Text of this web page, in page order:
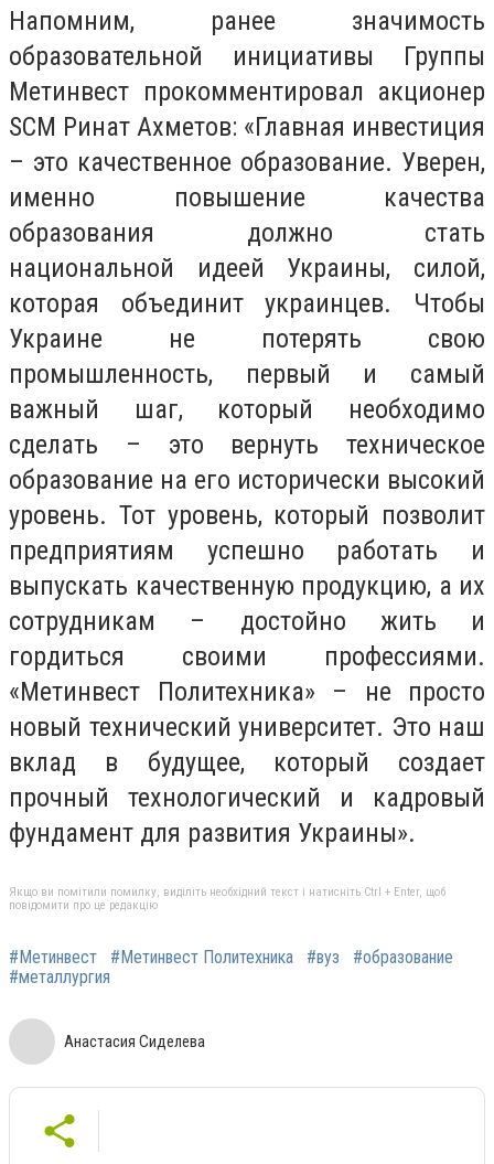
Напомним, ранее значимость
образовательной инициативы Группы
Метинвест прокомментировал акционер
SCM Ринат Ахметов: «Главная инвестиция
– это качественное образование. Уверен,
именно повышение качества
образования должно стать
национальной идеей Украины, силой,
которая объединит украинцев. Чтобы
Украине не потерять свою
промышленность, первый и самый
важный шаг, который необходимо
сделать – это вернуть техническое
образование на его исторически высокий
уровень. Тот уровень, который позволит
предприятиям успешно работать и
выпускать качественную продукцию, а их
сотрудникам – достойно жить и
гордиться своими профессиями.
«Метинвест Политехника» – не просто
новый технический университет. Это наш
вклад в будущее, который создает
прочный технологический и кадровый
фундамент для развития Украины».
Якщо ви помітили помилку, виділіть необхідний текст і натисніть Ctrl + Enter, щоб
повідомити про це редакцію
#Метинвест #Метинвест Политехника #вуз
#образование
#металлургия
Анастасия Сиделева